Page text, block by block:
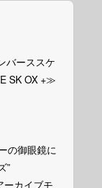
バーススケ
SK OX +≫
の御眼鏡に
”
ーカイブモ